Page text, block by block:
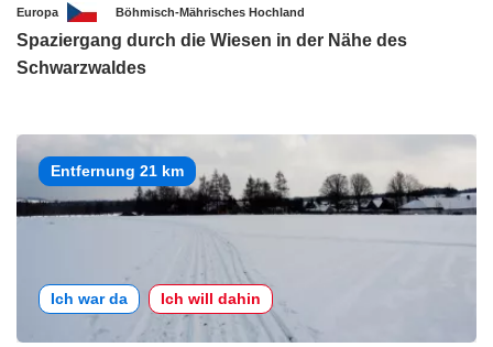
Europa Böhmisch-Mährisches Hochland
Spaziergang durch die Wiesen in der Nähe des
Schwarzwaldes
Entfernung 21 km
Ich war da Ich will dahin